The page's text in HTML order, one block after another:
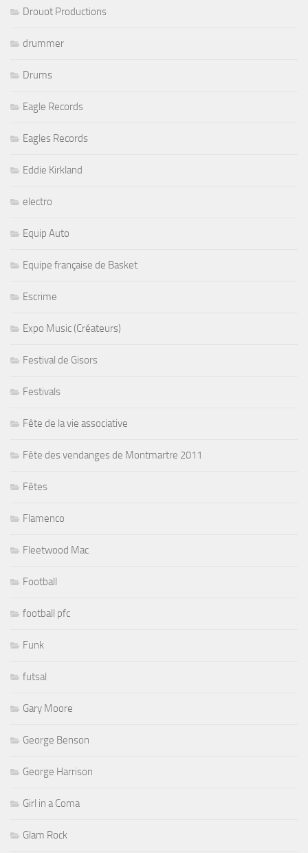
Drouot Productions
drummer
Drums
Eagle Records
Eagles Records
Eddie Kirkland
electro
Equip Auto
Equipe française de Basket
Escrime
Expo Music (Créateurs)
Festival de Gisors
Festivals
Fête de la vie associative
Fête des vendanges de Montmartre 2011
Fêtes
Flamenco
Fleetwood Mac
Football
football pfc
Funk
futsal
Gary Moore
George Benson
George Harrison
Girl in a Coma
Glam Rock